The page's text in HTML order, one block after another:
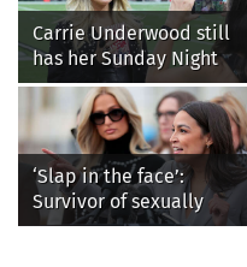
Carrie Underwood still
has her Sunday Night
Football fastball,
awkward Jim Harbaugh
Baywatch Livvy Dunne!
‘Slap in the face’:
Survivor of sexually
explicit deepfakes